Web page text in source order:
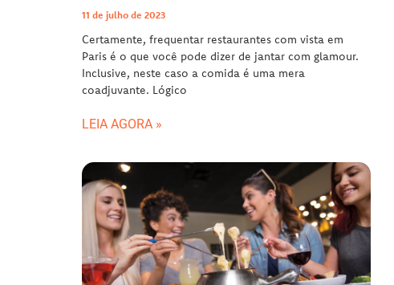
11 de julho de 2023
Certamente, frequentar restaurantes com vista em
Paris é o que você pode dizer de jantar com glamour.
Inclusive, neste caso a comida é uma mera
coadjuvante. Lógico
LEIA AGORA »